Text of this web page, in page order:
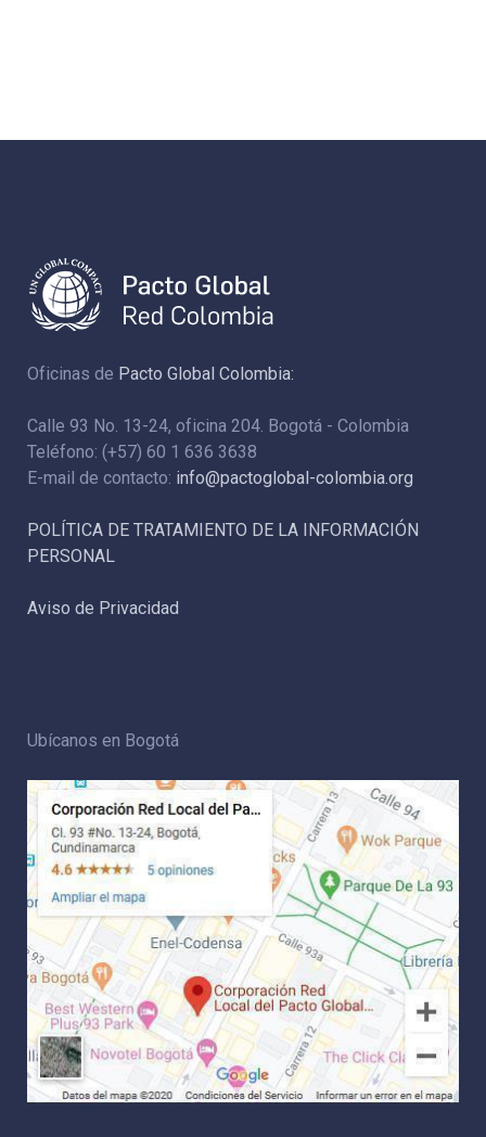
Oficinas de Pacto Global Colombia:
Calle 93 No. 13-24, oficina 204. Bogotá - Colombia
Teléfono: (+57) 60 1 636 3638
E-mail de contacto: info@pactoglobal-colombia.org
POLÍTICA DE TRATAMIENTO DE LA INFORMACIÓN
PERSONAL
Aviso de Privacidad
Ubícanos en Bogotá